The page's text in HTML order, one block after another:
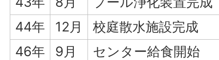
44年
12月
校庭散水施設完成
46年
9月
センター給食開始